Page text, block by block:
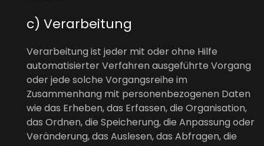
c) Verarbeitung
Verarbeitung ist jeder mit oder ohne Hilfe
automatisierter Verfahren ausgeführte Vorgang
oder jede solche Vorgangsreihe im
Zusammenhang mit personenbezogenen Daten
wie das Erheben, das Erfassen, die Organisation,
das Ordnen, die Speicherung, die Anpassung oder
Veränderung, das Auslesen, das Abfragen, die